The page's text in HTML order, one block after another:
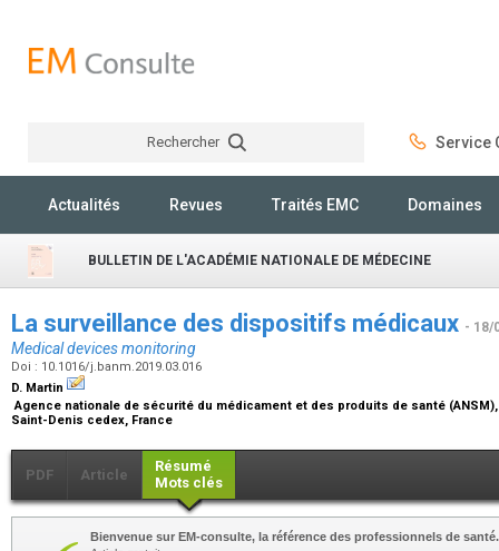
Rechercher Service
Actualités Revues Traités EMC Domaines
BULLETIN DE L'ACADÉMIE NATIONALE DE MÉDECINE
La surveillance des dispositifs médicaux - 18/
Medical devices monitoring
Doi : 10.1016/j.banm.2019.03.016
D. Martin
Agence nationale de sécurité du médicament et des produits de santé (ANSM),
Saint-Denis cedex, France
PDF Article
Résumé
Mots clés
Bienvenue sur EM-consulte, la référence des professionnels de santé.